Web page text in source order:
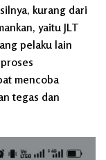
kurang dari
yaitu JLT
pelaku lain
mencoba
tegas dan